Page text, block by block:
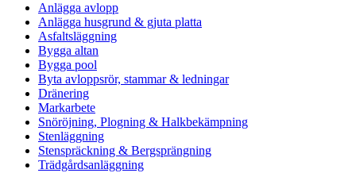
Anlägga avlopp
Anlägga husgrund & gjuta platta
Asfaltsläggning
Bygga altan
Bygga pool
Byta avloppsrör, stammar & ledningar
Dränering
Markarbete
Snöröjning, Plogning & Halkbekämpning
Stenläggning
Stenspräckning & Bergsprängning
Trädgårdsanläggning